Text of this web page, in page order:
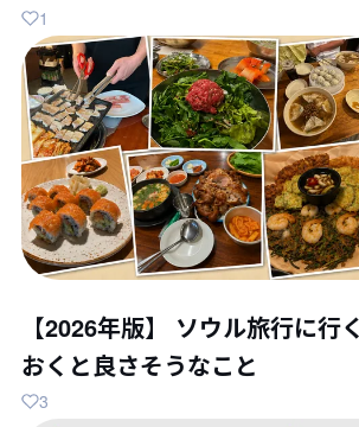
1
【2026年版】 ソウル旅行に行
おくと良さそうなこと
3